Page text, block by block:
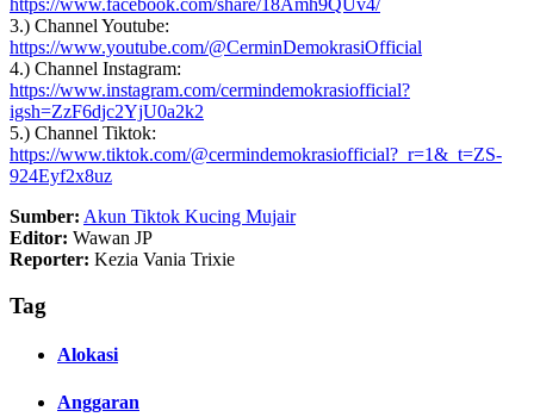
https://www.facebook.com/share/18Amh9QUv4/
3.) Channel Youtube:
https://www.youtube.com/@CerminDemokrasiOfficial
4.) Channel Instagram:
https://www.instagram.com/cermindemokrasiofficial?
igsh=ZzF6djc2YjU0a2k2
5.) Channel Tiktok:
https://www.tiktok.com/@cermindemokrasiofficial?_r=1&_t=ZS-
924Eyf2x8uz
Sumber: Akun Tiktok Kucing Mujair
Editor: Wawan JP
Reporter: Kezia Vania Trixie
Tag
Alokasi
Anggaran